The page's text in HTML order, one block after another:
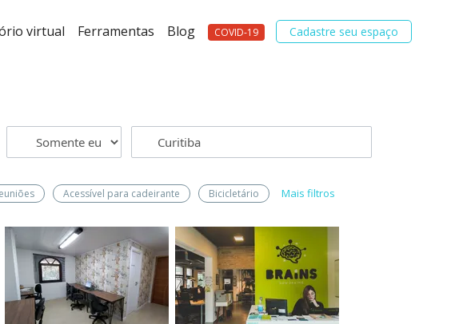
virtual Ferramentas Blog COVID-19
Cadastre seu espaço
Acessível para cadeirante Bicicletário Mais filtros